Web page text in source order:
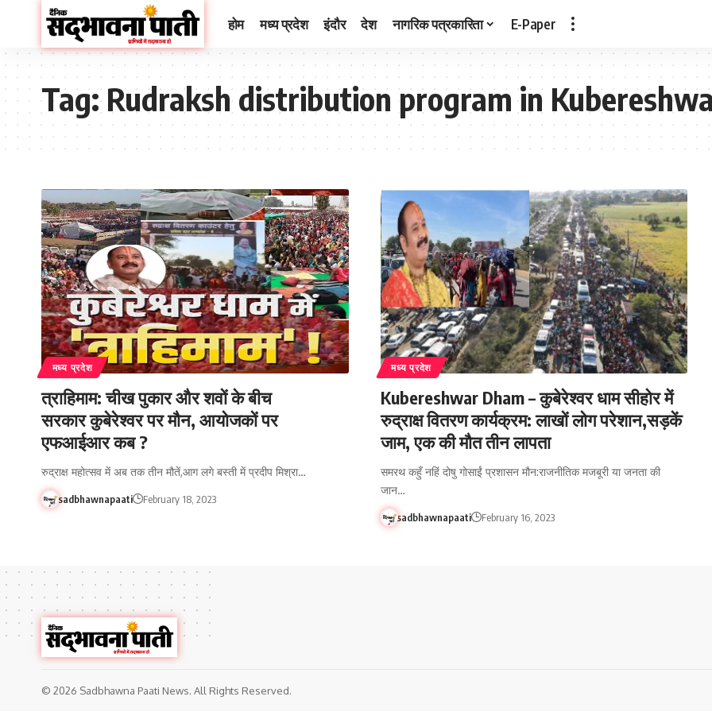
होम मध्य प्रदेश इंदौर देश नागरिक पत्रकारिता E-Paper
Tag:Rudraksh distribution program in
मध्य प्रदेश
त्राहिमाम: चीख पुकार और शवों के बीच
सरकार कुबेरेश्वर पर मौन, आयोजकों पर
एफआईआर कब ?
रुद्राक्ष महोत्सव में अब तक तीन मौतें,आग लगे बस्ती में प्रदीप मिश्रा…
sadbhawnapaati February 18, 2023
मध्य प्रदेश
Kubereshwar Dham – कुबेरेश्वर धाम सीहोर में
रुद्राक्ष वितरण कार्यक्रम: लाखों लोग परेशान,सड़कें
जाम, एक की मौत तीन लापता
समरथ कहुँ नहिं दोषु गोसाईं प्रशासन मौन:राजनीतिक मजबूरी या जनता की
जान…
sadbhawnapaati February 16, 2023
© 2026 Sadbhawna Paati News. All Rights Reserved.